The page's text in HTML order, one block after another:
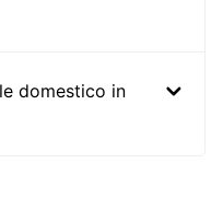
domestico in